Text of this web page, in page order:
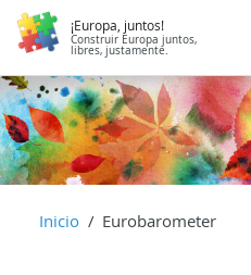
¡Europa, juntos!
Construir Europa juntos,
libres, justamente.
Inicio Eurobarometer